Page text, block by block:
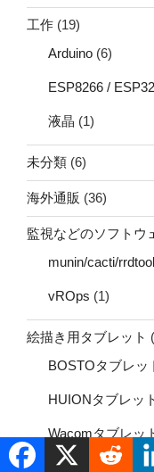
工作 (19)
Arduino (6)
ESP8266 /
液晶 (1)
未分類 (6)
海外通販 (36)
監視などのソフトウ
munin/cacti/rrdtool
vROps (1)
絵描き用タブレット
BOSTOタブレッ
HUIONタブレッ
Wacomタブレッ
XP-Penタブレッ